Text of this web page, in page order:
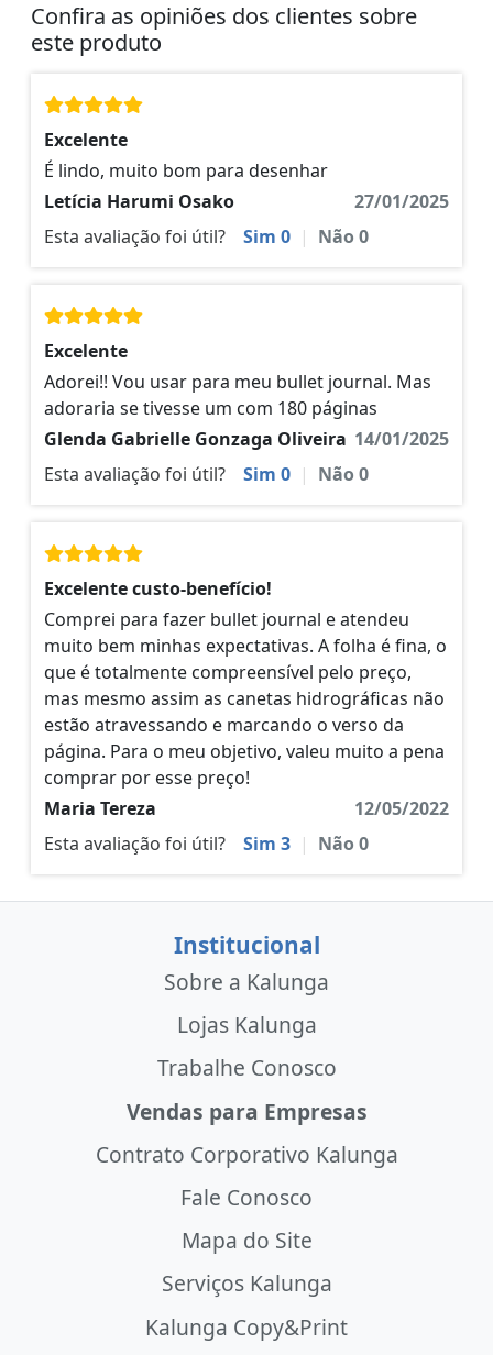
Confira as opiniões dos clientes sobre
este produto
Excelente
É lindo, muito bom para desenhar
Letícia Harumi Osako
27/01/2025
Esta avaliação foi útil?
Sim 0 | Não0
Excelente
Adorei!! Vou usar para meu bullet journal. Mas
adoraria se tivesse um com 180 páginas
Glenda Gabrielle Gonzaga Oliveira 14/01/2025
Esta avaliação foi útil?
Sim 0 | Não0
Excelente custo-benefício!
Comprei para fazer bullet journal e atendeu
muito bem minhas expectativas. A folha é fina, o
que é totalmente compreensível pelo preço,
mas mesmo assim as canetas hidrográficas não
estão atravessando e marcando o verso da
página. Para o meu objetivo, valeu muito a pena
comprar por esse preço!
Maria Tereza
12/05/2022
Esta avaliação foi útil?
Sim 3 | Não0
Institucional
Sobre a Kalunga
Lojas Kalunga
Trabalhe Conosco
Vendas para Empresas
Contrato Corporativo Kalunga
Fale Conosco
Mapa do Site
Serviços Kalunga
Kalunga Copy&Print